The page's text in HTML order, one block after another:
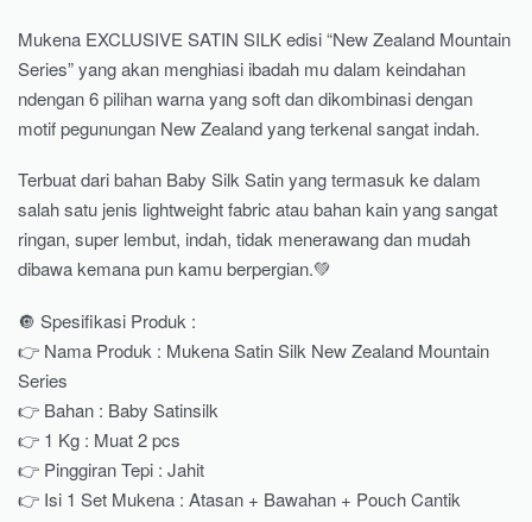
Mukena EXCLUSIVE SATIN SILK edisi “New Zealand Mountain
Series” yang akan menghiasi ibadah mu dalam keindahan
ndengan 6 pilihan warna yang soft dan dikombinasi dengan
motif pegunungan New Zealand yang terkenal sangat indah.
Terbuat dari bahan Baby Silk Satin yang termasuk ke dalam
salah satu jenis lightweight fabric atau bahan kain yang sangat
ringan, super lembut, indah, tidak menerawang dan mudah
dibawa kemana pun kamu berpergian.💚
🔘 Spesifikasi Produk :
👉 Nama Produk : Mukena Satin Silk New Zealand Mountain
Series
👉 Bahan : Baby Satinsilk
👉 1 Kg : Muat 2 pcs
👉 Pinggiran Tepi : Jahit
👉 Isi 1 Set Mukena : Atasan + Bawahan + Pouch Cantik